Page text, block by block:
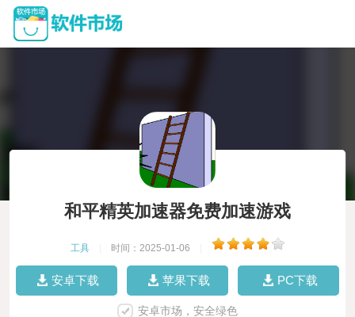
和平精英加速器免费加速游戏
工具 时间：2025-01-06
安卓下载 苹果下载 PC下载
安卓市场，安全绿色